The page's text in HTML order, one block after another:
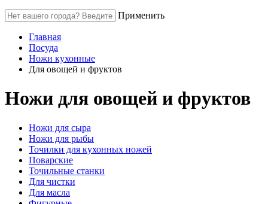
Применить
Главная
Посуда
Ножи кухонные
Для овощей и фруктов
Ножи для овощей и фруктов
Ножи для сыра
Ножи для рыбы
Точилки для кухонных ножей
Поварские
Точильные станки
Для чистки
Для масла